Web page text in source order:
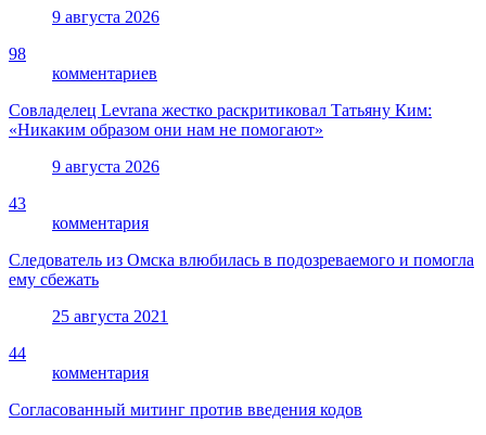
9 августа 2026
98
комментариев
Совладелец Levrana жестко раскритиковал Татьяну Ким:
«Никаким образом они нам не помогают»
9 августа 2026
43
комментария
Следователь из Омска влюбилась в подозреваемого и помогла
ему сбежать
25 августа 2021
44
комментария
Согласованный митинг против введения кодов